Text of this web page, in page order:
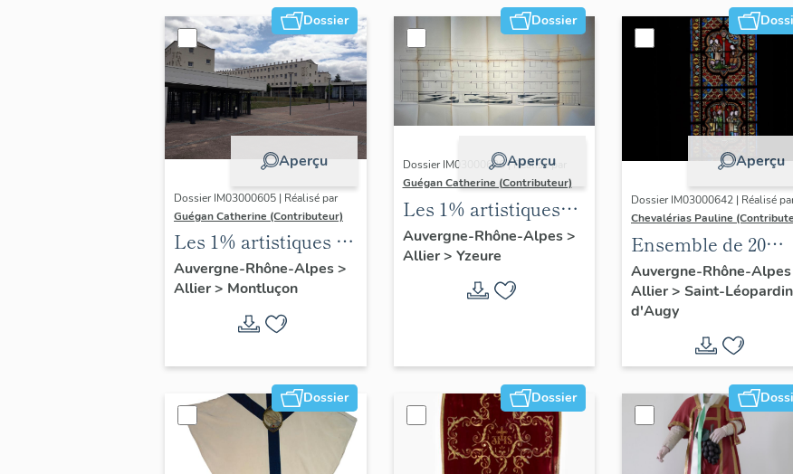
Maurice-Guyot,
actuellement immeuble à
logements, boutiques,
ateliers et école
Dossier
Aperçu
Dossier IM03000605 | Réalisé par
Guégan Catherine (Contributeur)
Les 1% artistiques de
l'école nationale
professionnelle de
Montluçon, actuel
lycée Paul-Constans
Auvergne-Rhône-Alpes>
Allier> Montluçon
Dossier
Aperçu
Dossier IM03000626 | Réalisé par
Guégan Catherine (Contributeur)
Les 1% artistiques
du lycée Jean-
Monnet d'Yzeure
Auvergne-Rhône-Alpes>
Allier> Yzeure
Aperçu
Dossier IM03000642 | Réalisé
Chevalérias Pauline
Ensemble de 20
verrières
Auvergne-Rhône-Alpes
Allier> Saint-
d'Augy
Dossier Dossier